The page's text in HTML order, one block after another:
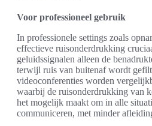
Voor professioneel gebruik
In professionele settings zoals
effectieve ruisonderdrukking
geluidssignalen alleen de
terwijl ruis van buitenaf wordt
videoconferenties worden
waarbij de ruisonderdrukking van
het mogelijk maakt om in alle
communiceren, met minder